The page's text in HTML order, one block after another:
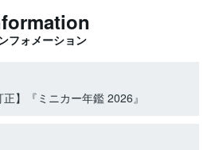
フォメーション
正】『ミニカー年鑑 2026』